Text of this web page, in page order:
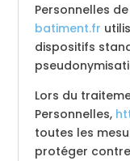
Personnelles
batiment.fr
dispositifs
Lors du
Personnelles,
toutes les
protéger